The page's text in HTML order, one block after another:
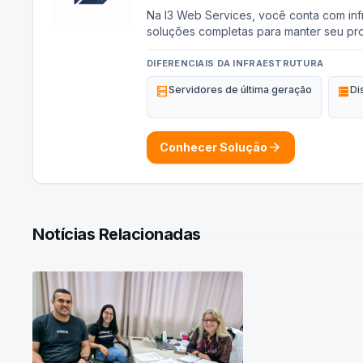
Na I3 Web Services, você conta com
soluções completas para manter seu
DIFERENCIAIS DA INFRAESTRUTURA
dnsServidores de última geração storage
Conhecer Solução arrow_forward
Notícias Relacionadas